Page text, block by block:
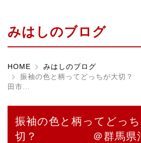
みはしのブログ
HOME
みはしのブログ
振袖の色と柄ってどっちが
田市...
振袖の色と柄ってどっ
切？ ＠群馬県沼